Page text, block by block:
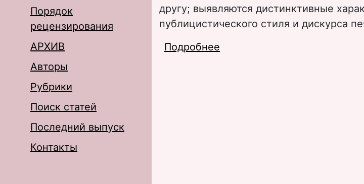
Порядок
рецензирования
АРХИВ
Авторы
Рубрики
Поиск статей
Последний выпуск
Контакты
другу; выявляются дистинктивные
публицистического стиля и дискурса
Подробнее